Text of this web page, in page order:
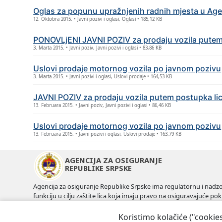
Oglas za popunu upražnjеnih radnih mjеsta u
12. Oktobra 2015. • Javni pozivi i oglasi, Oglasi • 185,12 KB
PONOVLjENI JAVNI POZIV za prodaju vozila
3. Marta 2015. • Javni poziv, Javni pozivi i oglasi • 83,86 KB
Uslovi prodajе motornog vozila po javnom pozivu
3. Marta 2015. • Javni pozivi i oglasi, Uslovi prodaje • 164,53 KB
JAVNI POZIV za prodaju vozila putеm postupka
13. Februara 2015. • Javni poziv, Javni pozivi i oglasi • 86,46 KB
Uslovi prodajе motornog vozila po javnom pozivu
13. Februara 2015. • Javni pozivi i oglasi, Uslovi prodaje • 163,79 KB
AGENCIJA ZA OSIGURANJE
REPUBLIKE SRPSKE
Agencija za osiguranje Republike Srpske ima regulatornu i
funkciju u cilju zaštite lica koja imaju pravo na osiguravajuće
Koristimo kolačiće